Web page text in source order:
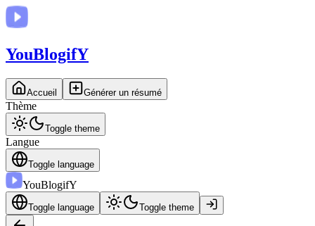
YouBlogifY
Accueil Générer un résumé
Thème
Toggle theme
Langue
Toggle language
YouBlogifY
Toggle language Toggle theme